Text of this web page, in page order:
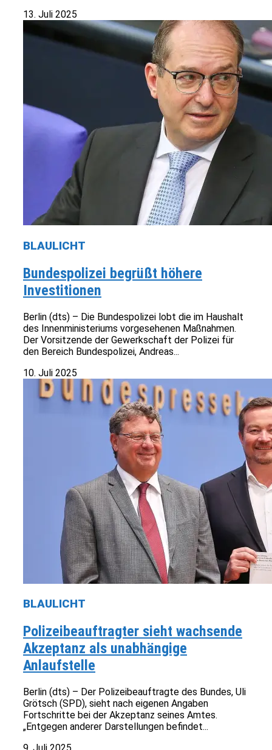
13. Juli 2025
BLAULICHT
Bundespolizei begrüßt höhere
Investitionen
Berlin (dts) – Die Bundespolizei lobt die im Haushalt
des Innenministeriums vorgesehenen Maßnahmen.
Der Vorsitzende der Gewerkschaft der Polizei für
den Bereich Bundespolizei, Andreas...
10. Juli 2025
BLAULICHT
Polizeibeauftragter sieht wachsende
Akzeptanz als unabhängige
Anlaufstelle
Berlin (dts) – Der Polizeibeauftragte des Bundes, Uli
Grötsch (SPD), sieht nach eigenen Angaben
Fortschritte bei der Akzeptanz seines Amtes.
„Entgegen anderer Darstellungen befindet...